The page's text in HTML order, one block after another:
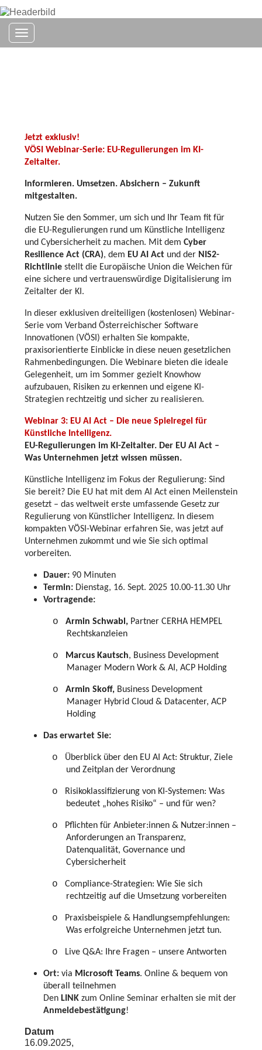
Toggle navigation
Jetzt exklusiv!
VÖSI Webinar-Serie: EU-Regulierungen im KI-
Zeitalter.
Informieren. Umsetzen. Absichern – Zukunft
mitgestalten.
Nutzen Sie den Sommer, um sich und Ihr Team fit für
die EU-Regulierungen rund um Künstliche Intelligenz
und Cybersicherheit zu machen. Mit dem Cyber
Resilience Act (CRA), dem EU AI Act und der NIS2-
Richtlinie stellt die Europäische Union die Weichen für
eine sichere und vertrauenswürdige Digitalisierung im
Zeitalter der KI.
In dieser exklusiven dreiteiligen (kostenlosen) Webinar-
Serie vom Verband Österreichischer Software
Innovationen (VÖSI) erhalten Sie kompakte,
praxisorientierte Einblicke in diese neuen gesetzlichen
Rahmenbedingungen. Die Webinare bieten die ideale
Gelegenheit, um im Sommer gezielt Knowhow
aufzubauen, Risiken zu erkennen und eigene KI-
Strategien rechtzeitig und sicher zu realisieren.
Webinar 3: EU AI Act – Die neue Spielregel für
Künstliche Intelligenz.
EU-Regulierungen im KI-Zeitalter. Der EU AI Act –
Was Unternehmen jetzt wissen müssen.
Künstliche Intelligenz im Fokus der Regulierung: Sind
Sie bereit? Die EU hat mit dem AI Act einen Meilenstein
gesetzt – das weltweit erste umfassende Gesetz zur
Regulierung von Künstlicher Intelligenz. In diesem
kompakten VÖSI-Webinar erfahren Sie, was jetzt auf
Unternehmen zukommt und wie Sie sich optimal
vorbereiten.
Dauer: 90 Minuten
Termin: Dienstag, 16. Sept. 2025 10.00-11.30 Uhr
Vortragende:
o Armin Schwabl, Partner CERHA HEMPEL
Rechtskanzleien
o Marcus Kautsch, Business Development
Manager Modern Work & AI, ACP Holding
o Armin Skoff, Business Development
Manager Hybrid Cloud & Datacenter, ACP
Holding
Das erwartet Sie:
o
Überblick über den EU AI Act: Struktur, Ziele
und Zeitplan der Verordnung
o
Risikoklassifizierung von KI-Systemen: Was
bedeutet „hohes Risiko“ – und für wen?
o
Pflichten für Anbieter:innen & Nutzer:innen –
Anforderungen an Transparenz,
Datenqualität, Governance und
Cybersicherheit
o
Compliance-Strategien: Wie Sie sich
rechtzeitig auf die Umsetzung vorbereiten
o
Praxisbeispiele & Handlungsempfehlungen:
Was erfolgreiche Unternehmen jetzt tun.
o Live Q&A: Ihre Fragen – unsere Antworten
Ort: via Microsoft Teams. Online & bequem von
überall teilnehmen
Den LINK zum Online Seminar erhalten sie mit der
Anmeldebestätigung!
Datum
16.09.2025,